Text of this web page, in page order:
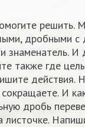
решить.
дробными
знаменатель.
также где
действия.
И
дробь
листочке.